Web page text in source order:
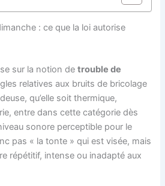
: ce que la loi autorise
sur la notion detrouble de
relatives aux bruits de bricolage
qu’elle soit thermique,
entre dans cette catégorie dès
sonore perceptible pour le
pas « la tonte » qui est visée, mais
répétitif, intense ou inadapté aux